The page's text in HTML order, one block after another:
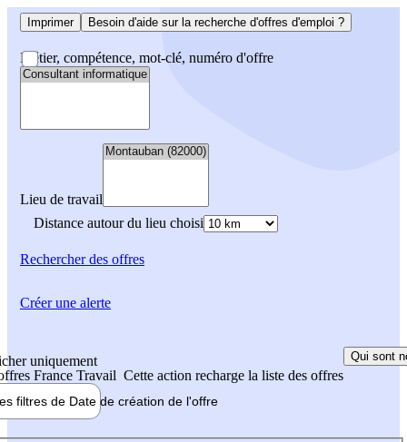
Imprimer Besoin d'aide sur la recherche d'offres d'emploi ?
Métier, compétence, mot-clé, numéro d'offre
Lieu de travail
Distance autour du lieu choisi
Rechercherdes offres
uniquement
France Travail Cette action recharge la liste des offres
Qui sont
filtres de Date de création de l'offre
Créer une alerte